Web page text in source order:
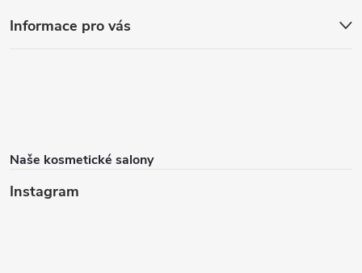
Informace pro vás
Naše kosmetické salony
Instagram